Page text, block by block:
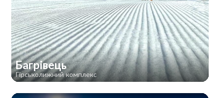
Багрівець
Гірськолижний комплекс